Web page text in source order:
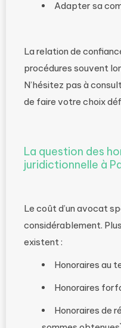
Adapter sa
La relation de
procédures souvent
N’hésitez pas à
de faire votre choix
La question des
juridictionnelle à
Le coût d’un avocat
considérablement.
existent :
Honoraires au
Honoraires
Honoraires de